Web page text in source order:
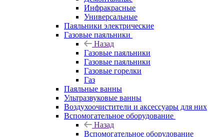
Инфракрасные
Универсальные
Паяльники электрические
Газовые паяльники
Назад
Газовые паяльники
Газовые паяльники
Газовые горелки
Газ
Паяльные ванны
Ультразвуковые ванны
Воздухоочистители и аксессуары для них
Вспомогательное оборудование
Назад
Вспомогательное оборудование